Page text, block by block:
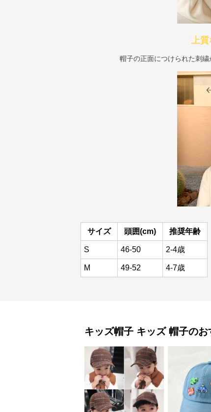
上質
帽子の正面につけられた刺繍
サイズ 頭囲(cm) 推奨年齢
S 46-50 2-4歳
M 49-52 4-7歳
キッズ帽子 キッズ 帽子のお